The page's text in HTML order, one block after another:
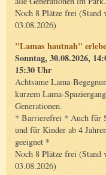
Noch 8 Plätze frei (Stand
03.08.2026)
"Lamas hautnah"
Sonntag, 30.08.2026,
15:30 Uhr
Achtsame Lama-
kurzem Lama-
Generationen.
* Barrierefrei * Auch für
und für Kinder ab 4 Jahren
geeignet *
Noch 8 Plätze frei (Stand
03.08.2026)